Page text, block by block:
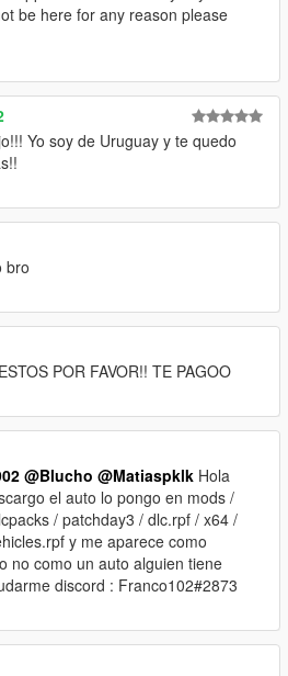
be here for any reason please
Yo soy de Uruguay y te quedo
bro
POR FAVOR!! TE PAGOO
@Blucho @Matiaspklk Hola
el auto lo pongo en mods /
/ patchday3 / dlc.rpf / x64 /
y me aparece como
no como un auto alguien tiene
discord : Franco102#2873